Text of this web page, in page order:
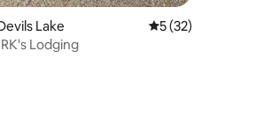
em 5 estrelas, 56avaliações
Lake Classificação
5 (32)
Lodging